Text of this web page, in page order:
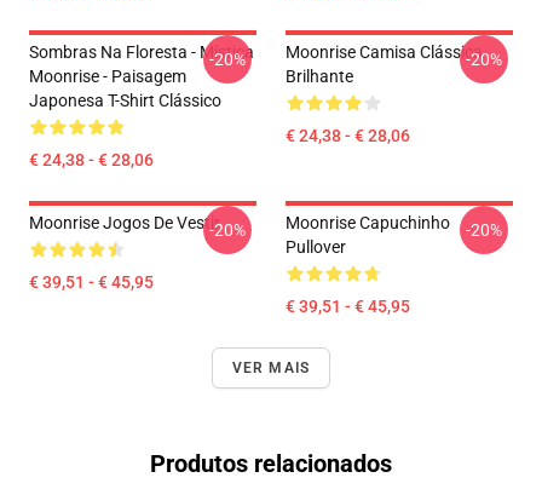
Sombras Na Floresta - Mística
Moonrise - Paisagem
Japonesa T-Shirt Clássico
€ 24,38 - € 28,06
-20%
Moonrise Camisa Clássica
Brilhante
€ 24,38 - € 28,06
-20%
Moonrise Jogos De Vestir
€ 39,51 - € 45,95
-20%
Moonrise Capuchinho
Pullover
€ 39,51 - € 45,95
-20%
VER MAIS
Produtos relacionados